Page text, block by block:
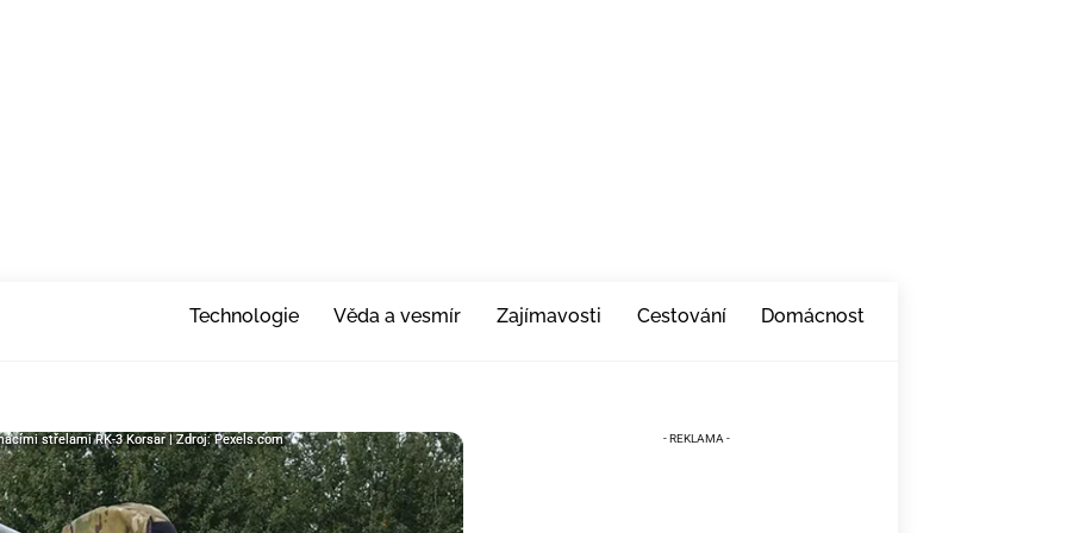
Technologie Věda a vesmír Zajímavosti Cestování Domácnost
střelami RK-3 Korsar | Zdroj: Pexels.com
střelami RK-3 Korsar | Zdroj: Pexels.com